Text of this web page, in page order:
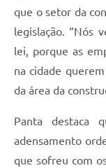
que o setor da
legislação. “Nós
lei, porque as
na cidade
da área da
Panta destaca
adensamento
que sofreu com